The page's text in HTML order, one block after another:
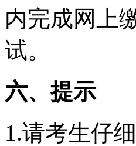
内完成网上
试。
六、提示
1.请考生仔